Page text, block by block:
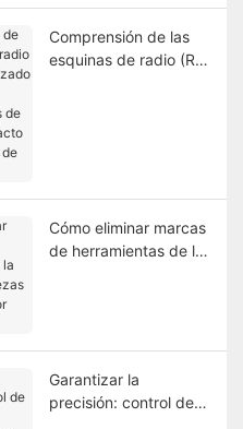
Comprensión de las
esquinas de radio (R)
fabricación
Cómo eliminar marcas
de herramientas de la
Garantizar la
precisión: control de